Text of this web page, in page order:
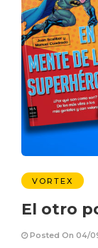
VORTEX
El otro
Posted On 04/